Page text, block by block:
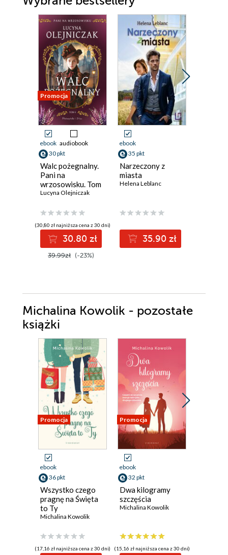
Promocja
ebook audiobook
30 pkt
Walc pożegnalny.
Pani na
wrzosowisku. Tom
4.
Lucyna Olejniczak
(30,80 zł najniższa cena z 30 dni)
30.80 zł
39.99zł (-23%)
ebook
35 pkt
Narzeczony z
miasta
Helena Leblanc
35.90 zł
Michalina Kowolik - pozostałe
książki
Promocja
ebook
36 pkt
Wszystko czego
pragnę na Święta
to Ty
Michalina Kowolik
(17,16 zł najniższa cena z 30 dni)
Promocja
ebook
32 pkt
Dwa kilogramy
szczęścia
Michalina Kowolik
(15,16 zł najniższa cena z 30 dni)